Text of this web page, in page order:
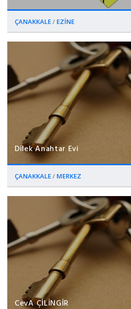
ÇANAKKALE/ EZİNE
Dilek Anahtar Evi
ÇANAKKALE/ MERKEZ
CevA ÇİLİNGİR